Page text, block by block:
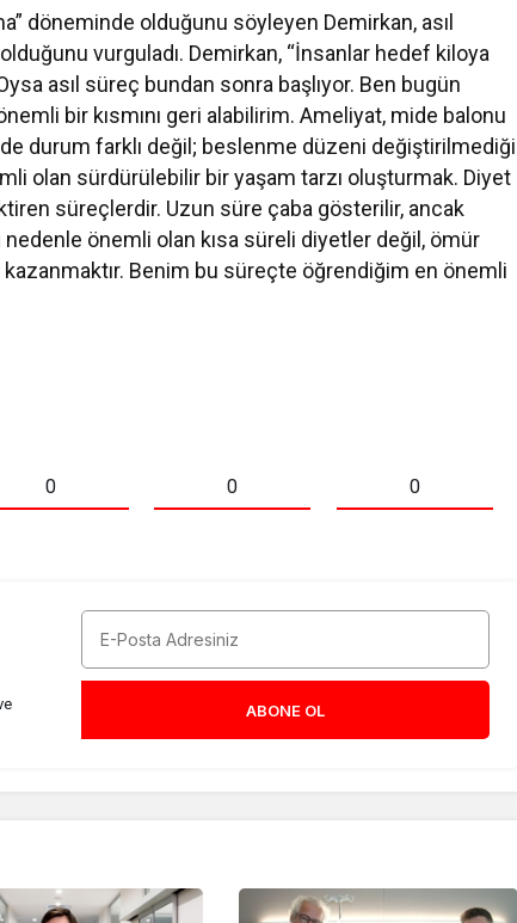
döneminde olduğunu söyleyen Demirkan, asıl
vurguladı. Demirkan, “İnsanlar hedef kiloya
asıl süreç bundan sonra başlıyor. Ben bugün
bir kısmını geri alabilirim. Ameliyat, mide balonu
durum farklı değil; beslenme düzeni değiştirilmediği
olan sürdürülebilir bir yaşam tarzı oluşturmak. Diyet
süreçlerdir. Uzun süre çaba gösterilir, ancak
nedenle önemli olan kısa süreli diyetler değil, ömür
kazanmaktır. Benim bu süreçte öğrendiğim en önemli
0 0 0
ABONE OL